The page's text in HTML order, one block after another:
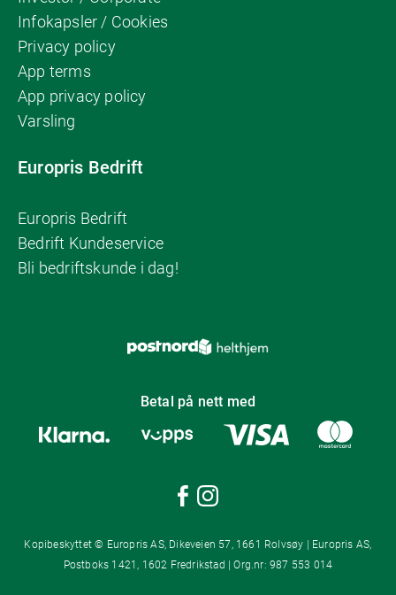
Infokapsler / Cookies
Privacy policy
App terms
App privacy policy
Varsling
Europris Bedrift
Europris Bedrift
Bedrift Kundeservice
Bli bedriftskunde i dag!
Betal på nett med
Kopibeskyttet © Europris AS, Dikeveien 57, 1661 Rolvsøy | Europris AS,
Postboks 1421, 1602 Fredrikstad | Org.nr: 987 553 014